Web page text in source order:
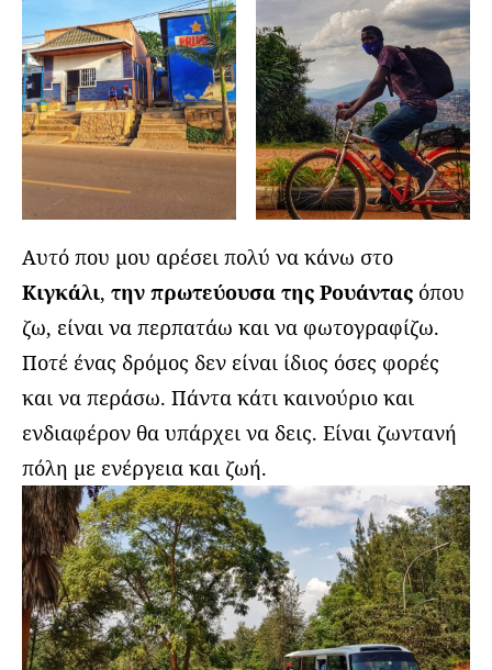
Αυτό που μου αρέσει πολύ να κάνω στο
Κιγκάλι, την πρωτεύουσα της Ρουάντας όπου
ζω, είναι να περπατάω και να φωτογραφίζω.
Ποτέ ένας δρόμος δεν είναι ίδιος όσες φορές
και να περάσω. Πάντα κάτι καινούριο και
ενδιαφέρον θα υπάρχει να δεις. Είναι ζωντανή
πόλη με ενέργεια και ζωή.